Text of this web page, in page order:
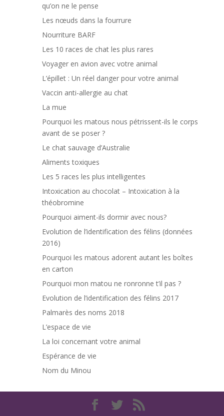
qu’on ne le pense
Les nœuds dans la fourrure
Nourriture BARF
Les 10 races de chat les plus rares
Voyager en avion avec votre animal
L’épillet : Un réel danger pour votre animal
Vaccin anti-allergie au chat
La mue
Pourquoi les matous nous pétrissent-ils le corps
avant de se poser ?
Le chat sauvage d’Australie
Aliments toxiques
Les 5 races les plus intelligentes
Intoxication au chocolat – Intoxication à la
théobromine
Pourquoi aiment-ils dormir avec nous?
Evolution de l’identification des félins (données
2016)
Pourquoi les matous adorent autant les boîtes
en carton
Pourquoi mon matou ne ronronne t’il pas ?
Evolution de l’identification des félins 2017
Palmarès des noms 2018
L’espace de vie
La loi concernant votre animal
Espérance de vie
Nom du Minou